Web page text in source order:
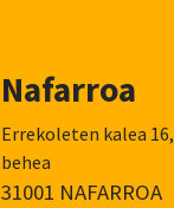
Nafarroa
Errekoleten kalea 16,
behea
31001 NAFARROA